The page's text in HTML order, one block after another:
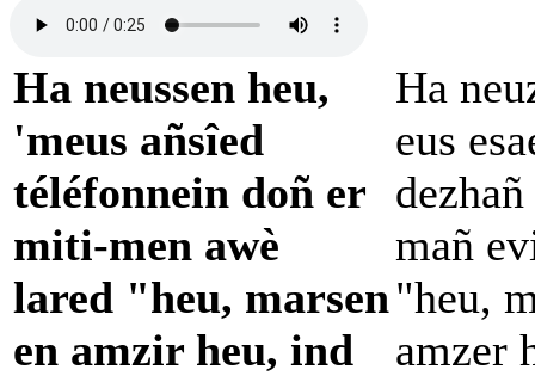
Ha neussen heu,
'meus añsîed
téléfonnein doñ er
miti-men awè
lared "heu, marsen
en amzir heu, ind
Ha
eus
mañ
"heu,
amzer